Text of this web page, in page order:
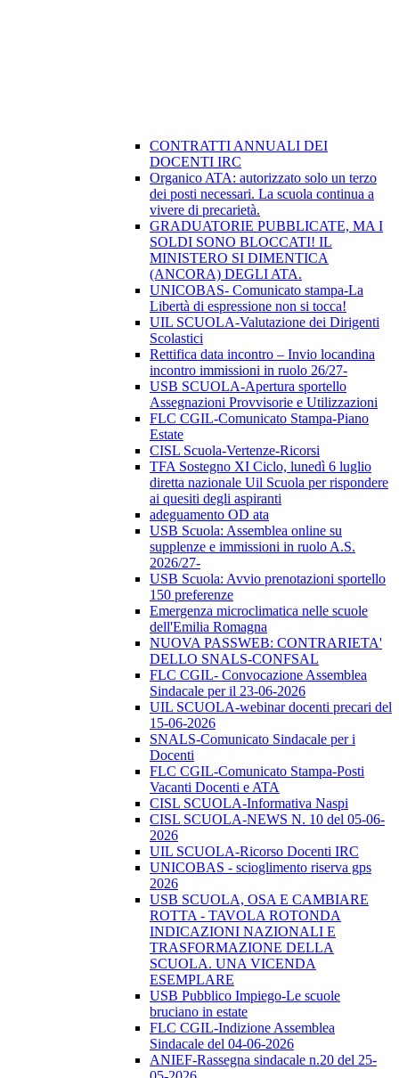
CONTRATTI ANNUALI DEI
DOCENTI IRC
Organico ATA: autorizzato solo un terzo
dei posti necessari. La scuola continua a
vivere di precarietà.
GRADUATORIE PUBBLICATE, MA I
SOLDI SONO BLOCCATI! IL
MINISTERO SI DIMENTICA
(ANCORA) DEGLI ATA.
UNICOBAS- Comunicato stampa-La
Libertà di espressione non si tocca!
UIL SCUOLA-Valutazione dei Dirigenti
Scolastici
Rettifica data incontro – Invio locandina
incontro immissioni in ruolo 26/27-
USB SCUOLA-Apertura sportello
Assegnazioni Provvisorie e Utilizzazioni
FLC CGIL-Comunicato Stampa-Piano
Estate
CISL Scuola-Vertenze-Ricorsi
TFA Sostegno XI Ciclo, lunedì 6 luglio
diretta nazionale Uil Scuola per rispondere
ai quesiti degli aspiranti
adeguamento OD ata
USB Scuola: Assemblea online su
supplenze e immissioni in ruolo A.S.
2026/27-
USB Scuola: Avvio prenotazioni sportello
150 preferenze
Emergenza microclimatica nelle scuole
dell'Emilia Romagna
NUOVA PASSWEB: CONTRARIETA'
DELLO SNALS-CONFSAL
FLC CGIL- Convocazione Assemblea
Sindacale per il 23-06-2026
UIL SCUOLA-webinar docenti precari del
15-06-2026
SNALS-Comunicato Sindacale per i
Docenti
FLC CGIL-Comunicato Stampa-Posti
Vacanti Docenti e ATA
CISL SCUOLA-Informativa Naspi
CISL SCUOLA-NEWS N. 10 del 05-06-
2026
UIL SCUOLA-Ricorso Docenti IRC
UNICOBAS - scioglimento riserva gps
2026
USB SCUOLA, OSA E CAMBIARE
ROTTA - TAVOLA ROTONDA
INDICAZIONI NAZIONALI E
TRASFORMAZIONE DELLA
SCUOLA. UNA VICENDA
ESEMPLARE
USB Pubblico Impiego-Le scuole
bruciano in estate
FLC CGIL-Indizione Assemblea
Sindacale del 04-06-2026
ANIEF-Rassegna sindacale n.20 del 25-